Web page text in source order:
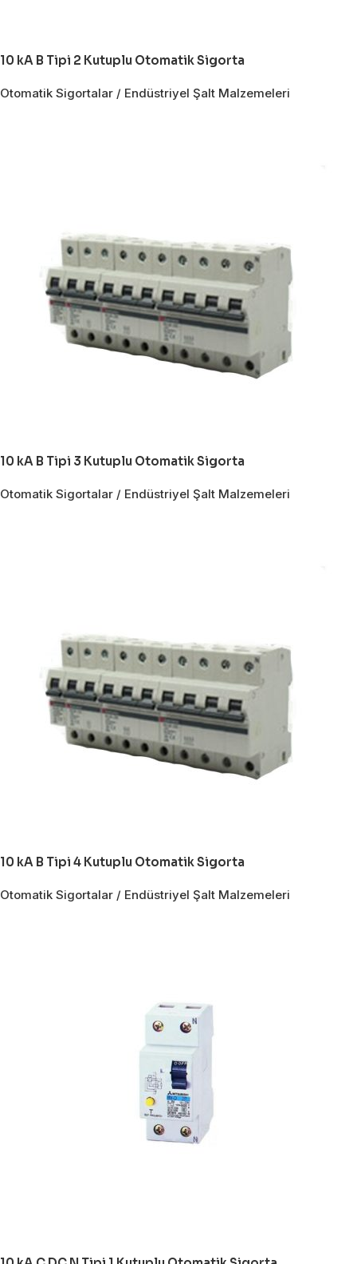
10 kA B Tipi 2 Kutuplu Otomatik Sigorta
Otomatik Sigortalar / Endüstriyel Şalt Malzemeleri
10 kA B Tipi 3 Kutuplu Otomatik Sigorta
Otomatik Sigortalar / Endüstriyel Şalt Malzemeleri
10 kA B Tipi 4 Kutuplu Otomatik Sigorta
Otomatik Sigortalar / Endüstriyel Şalt Malzemeleri